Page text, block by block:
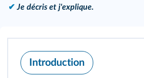
✔ Je décris et j'explique.
Introduction